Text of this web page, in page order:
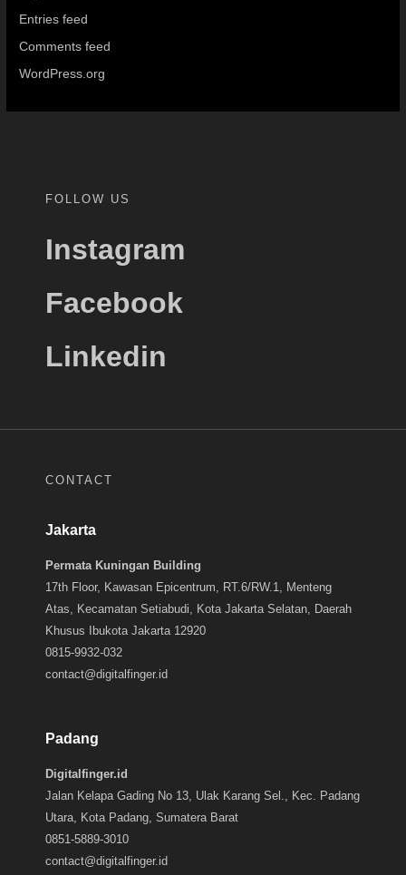
Entries feed
Comments feed
WordPress.org
FOLLOW US
Instagram
Facebook
Linkedin
CONTACT
Jakarta
Permata Kuningan Building
17th Floor, Kawasan Epicentrum, RT.6/RW.1, Menteng
Atas, Kecamatan Setiabudi, Kota Jakarta Selatan, Daerah
Khusus Ibukota Jakarta 12920
0815-9932-032
contact@digitalfinger.id
Padang
Digitalfinger.id
Jalan Kelapa Gading No 13, Ulak Karang Sel., Kec. Padang
Utara, Kota Padang, Sumatera Barat
0851-5889-3010
contact@digitalfinger.id